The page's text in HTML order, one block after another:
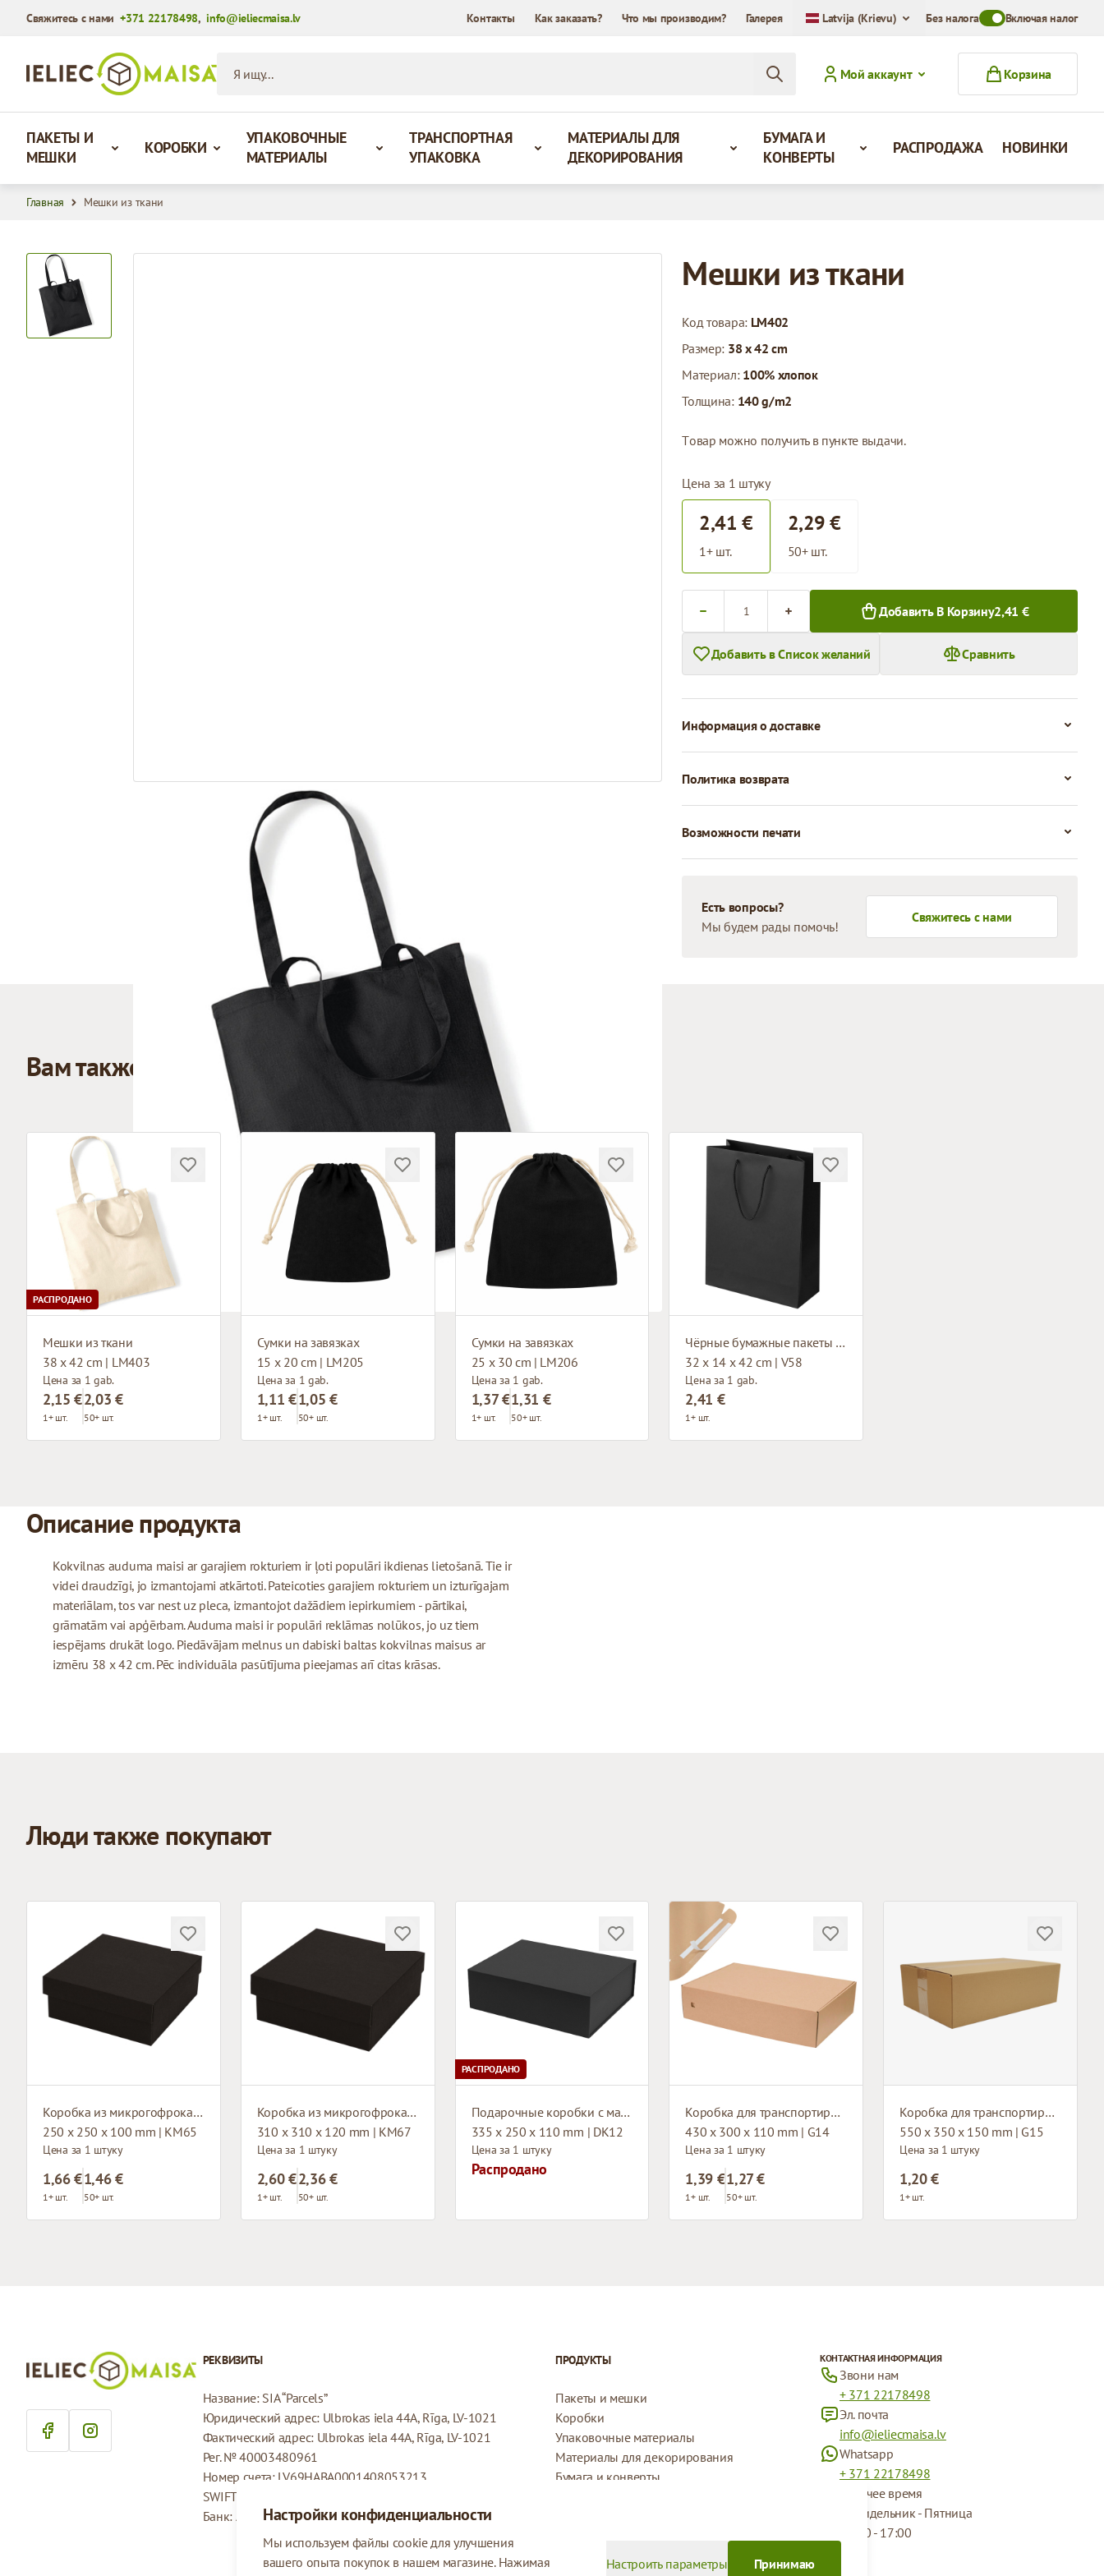
Свяжитесь с нами+371 22178498,info@ieliecmaisa.lv Контакты Как заказать? Что мы производим? Галерея Latvija (Krievu) Без налогаToggle VAT Mode
Включая налог
Мой аккаунт
Корзина
ПАКЕТЫ И
МЕШКИ
КОРОБКИ
УПАКОВОЧНЫЕ
МАТЕРИАЛЫ
ТРАНСПОРТНАЯ
УПАКОВКА
МАТЕРИАЛЫ ДЛЯ
ДЕКОРИРОВАНИЯ
БУМАГА И
КОНВЕРТЫ
РАСПРОДАЖА НОВИНКИ
Главная Мешки из ткани
Мешки из ткани
Код товара: LM402
Размер: 38 x 42 cm
Материал: 100% хлопок
Толщина: 140 g/m2
Tовар можно получить в пункте выдачи.
Цена за 1 штуку
2,41 €
1+ шт.
2,29 €
50+ шт.
Добавить В Корзину2,41 €
Добавить в Список желаний Сравнить
Информация о доставке
Политика возврата
Возможности печати
Есть вопросы?
Мы будем рады помочь!
Свяжитесь с нами
Вам также может понравиться
РАСПРОДАНО
Мешки из ткани
38 x 42 cm | LM403
Цена за 1 gab.
2,15 €
1+ шт.
2,03 €
50+ шт.
Сумки на завязках
15 x 20 cm | LM205
Цена за 1 gab.
1,11 €
1+ шт.
1,05 €
50+ шт.
Сумки на завязках
25 x 30 cm | LM206
Цена за 1 gab.
1,37 €
1+ шт.
1,31 €
50+ шт.
Чёрные бумажные пакеты с тканевыми ручками
32 x 14 x 42 cm | V58
Цена за 1 gab.
2,41 €
1+ шт.
Описание продукта
Kokvilnas auduma maisi ar garajiem rokturiem ir ļoti populāri ikdienas lietošanā. Tie ir
videi draudzīgi, jo izmantojami atkārtoti. Pateicoties garajiem rokturiem un izturīgajam
materiālam, tos var nest uz pleca, izmantojot dažādiem iepirkumiem - pārtikai,
grāmatām vai apģērbam. Auduma maisi ir populāri reklāmas nolūkos, jo uz tiem
iespējams drukāt logo. Piedāvājam melnus un dabiski baltas kokvilnas maisus ar
izmēru 38 x 42 cm. Pēc individuāla pasūtījuma pieejamas arī citas krāsas.
Люди также покупают
Коробка из микрогофрокартона
250 x 250 x 100 mm | KM65
Цена за 1 штуку
1,66 €
1+ шт.
1,46 €
50+ шт.
Коробка из микрогофрокартона
310 x 310 x 120 mm | KM67
Цена за 1 штуку
2,60 €
1+ шт.
2,36 €
50+ шт.
РАСПРОДАНО
Подарочные коробки с магнитом
335 x 250 x 110 mm | DK12
Цена за 1 штуку
Распродано
Коробка для транспортировки
430 x 300 x 110 mm | G14
Цена за 1 штуку
1,39 €
1+ шт.
1,27 €
50+ шт.
Коробка для транспортировки
550 x 350 x 150 mm | G15
Цена за 1 штуку
1,20 €
1+ шт.
Настройки конфиденциальности
Мы используем файлы cookie для улучшения
вашего опыта покупок в нашем магазине. Нажимая
Настроить параметры Принимаю
РЕКВИЗИТЫ
Название: SIA “Parcels”
Юридический адрес: Ulbrokas iela 44A, Rīga, LV-1021
Фактический адрес: Ulbrokas iela 44A, Rīga, LV-1021
Рег. № 40003480961
Номер счета: LV69HABA0001408053213
SWIFT: HABALV22
Банк: AS Swedbank
ПРОДУКТЫ
Пакеты и мешки
Коробки
Упаковочные материалы
Материалы для декорирования
Бумага и конверты
КОНТАКТНАЯ ИНФОРМАЦИЯ
Звони нам
+ 371 22178498
Эл. почта
info@ieliecmaisa.lv
Whatsapp
+ 371 22178498
Рабочее время
Понидельник - Пятница
09:00 - 17:00